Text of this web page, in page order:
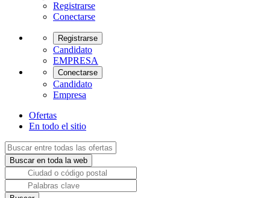
Registrarse
Conectarse
Registrarse
Candidato
EMPRESA
Conectarse
Candidato
Empresa
Ofertas
En todo el sitio